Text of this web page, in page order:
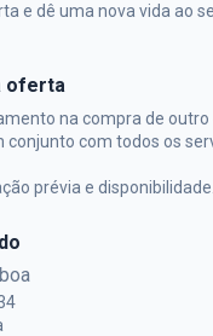
e dê uma nova vida ao
oferta
na compra de outro
conjunto com todos os
prévia e disponibilidade.